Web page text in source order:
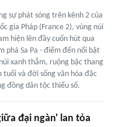
sự phát sóng trên kênh 2 của
gia Pháp (France 2), vùng núi
hiện lên đầy cuốn hút qua
phá Sa Pa - điểm đến nổi bật
xanh thẳm, ruộng bậc thang
tuổi và đời sống văn hóa đặc
đồng dân tộc thiểu số.
đại ngàn' lan tỏa